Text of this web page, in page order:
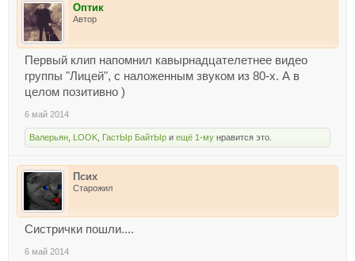
Оптик
Автор
Первый клип напомнил кавырнадцателетнее видео
группы "Лицей", с наложенным звуком из 80-х. А в
целом позитивно )
6 май 2014
Валерьян LOOK ГастЫр БайтЫр и ещё 1-му нравится это.
Псих
Старожил
Систрички пошли....
6 май 2014